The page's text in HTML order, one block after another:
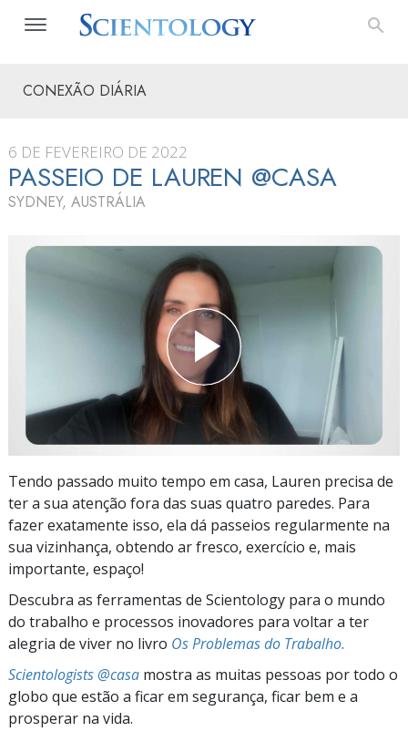
CONEXÃO DIÁRIA
6 DE FEVEREIRO DE 2022
PASSEIO DE LAUREN @CASA
SYDNEY, AUSTRÁLIA
Tendo passado muito tempo em casa, Lauren precisa de
ter a sua atenção fora das suas quatro paredes. Para
fazer exatamente isso, ela dá passeios regularmente na
sua vizinhança, obtendo ar fresco, exercício e, mais
importante, espaço!
Descubra as ferramentas de Scientology para o mundo
do trabalho e processos inovadores para voltar a ter
alegria de viver no livro Os Problemas do Trabalho.
Scientologists @casa mostra as muitas pessoas por todo o
globo que estão a ficar em segurança, ficar bem e a
prosperar na vida.